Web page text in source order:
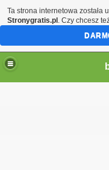
Ta strona internetowa została
Stronygratis.pl . Czy chcesz